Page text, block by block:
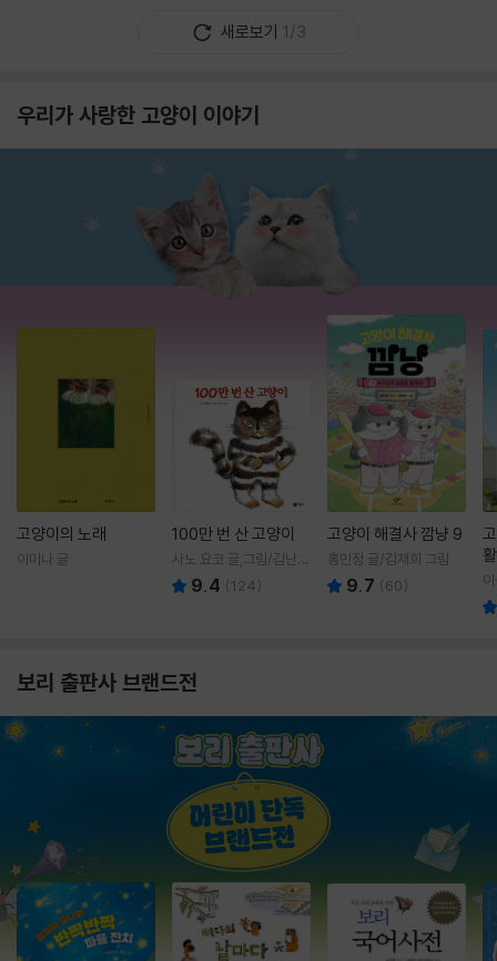
새로보기 1/3
우리가 사랑한 고양이 이야기
고양이의 노래
이미나 글
100만 번 산 고양이
사노 요코 글,그림/김난주
역 9.4 (124)
고양이 해결사 깜냥 9
홍민정 글/김재희 그림
9.7 (60)
보리 출판사 브랜드전